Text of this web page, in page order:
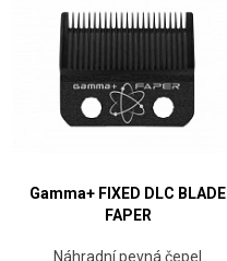
Gamma+ FIXED DLC BLADE
FAPER
Náhradní pevná čepel